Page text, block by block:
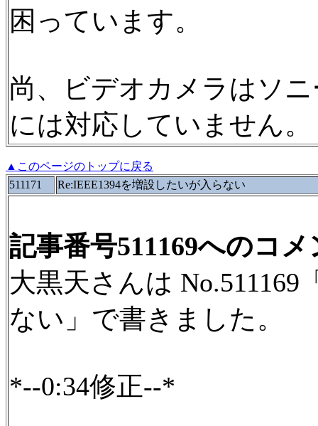
困っています。
尚、ビデオカメラはソ
には対応していません。
▲このページのトップに戻る
511171
Re:IEEE1394を増設したいが入らない
記事番号511169へのコメ
大黒天さんは No.511169
ない」で書きました。
*--0:34修正--*